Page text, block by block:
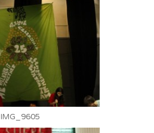
IMG_9605